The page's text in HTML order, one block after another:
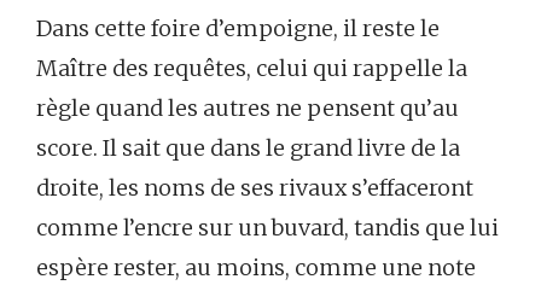
Dans cette foire d’empoigne, il reste le
Maître des requêtes, celui qui rappelle la
règle quand les autres ne pensent qu’au
score. Il sait que dans le grand livre de la
droite, les noms de ses rivaux s’effaceront
comme l’encre sur un buvard, tandis que lui
espère rester, au moins, comme une note